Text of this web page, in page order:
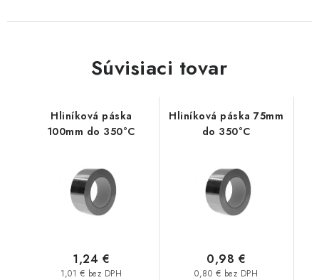
Súvisiaci tovar
Hliníková páska
100mm do 350°C
1,01 € bez DPH
1,24 €
Hliníková páska 75mm
do 350°C
0,80 € bez DPH
0,98 €